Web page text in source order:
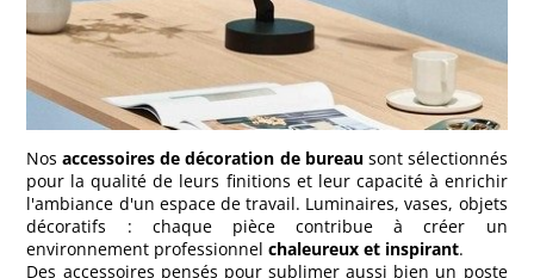
Nosaccessoires de décoration de bureausont sélectionnés
pour la qualité de leurs finitions et leur capacité à enrichir
l'ambiance d'un espace de travail. Luminaires, vases, objets
décoratifs : chaque pièce contribue à créer un
environnement professionnelchaleureux et inspirant.
Des accessoires pensés pour sublimer aussi bien un poste